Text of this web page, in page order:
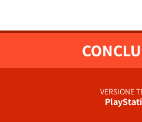
VERSIONE